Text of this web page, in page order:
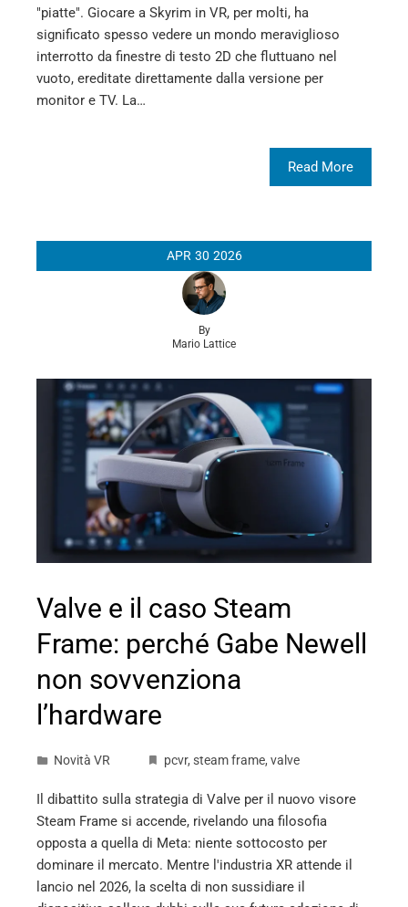
"piatte". Giocare a Skyrim in VR, per molti, ha
significato spesso vedere un mondo meraviglioso
interrotto da finestre di testo 2D che fluttuano nel
vuoto, ereditate direttamente dalla versione per
monitor e TV. La…
Read More
APR 30 2026
By
Mario Lattice
Valve e il caso Steam
Frame: perché Gabe Newell
non sovvenziona
l’hardware
Novità VR pcvr, steam frame, valve
Il dibattito sulla strategia di Valve per il nuovo visore
Steam Frame si accende, rivelando una filosofia
opposta a quella di Meta: niente sottocosto per
dominare il mercato. Mentre l'industria XR attende il
lancio nel 2026, la scelta di non sussidiare il